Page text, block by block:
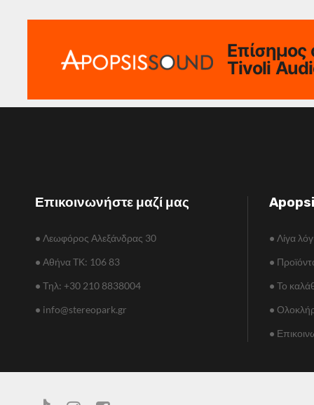
Επίσημος
Tivoli
Επικοινωνήστε μαζί μας
• Λεωφόρος Αλεξάνδρας 30
• Αθήνα TΚ: 106 83
• Τηλ: +30 210 8838004
• info@stereopark.gr
• Λίγα
•
• Το
•
•